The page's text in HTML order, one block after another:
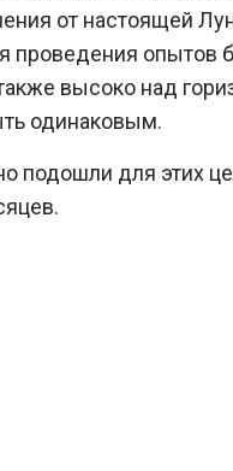
от настоящей
проведения
высоко над
одинаковым.
подошли для этих